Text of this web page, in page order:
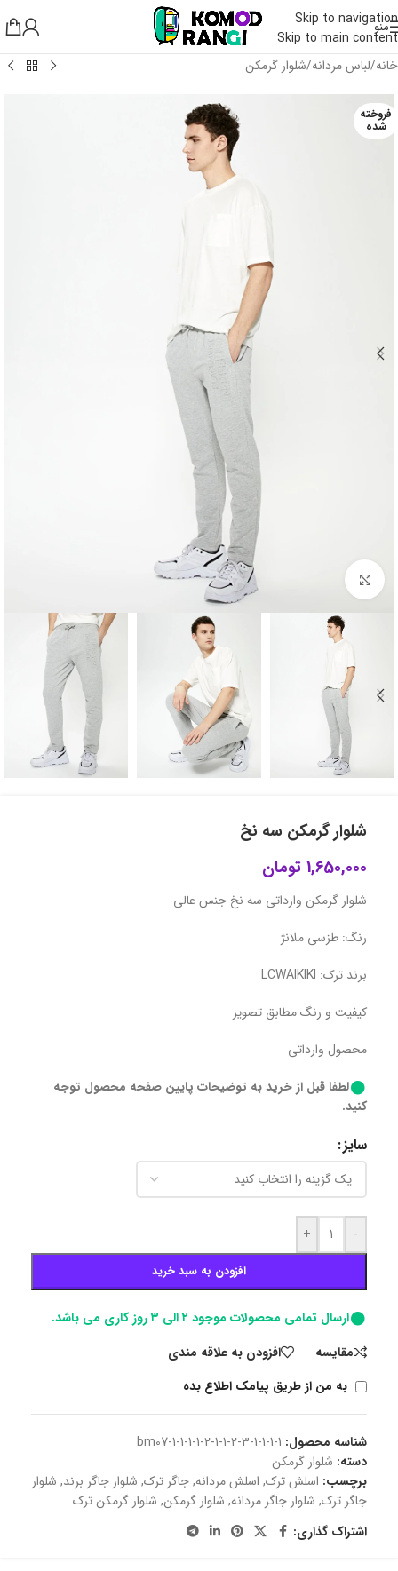
Skip to navigation
Skip to main content
منو
خانه/لباس مردانه/شلوار گرمکن
فروخته
شده
برای بزرگنمایی کلیک کنید
شلوار گرمکن سه نخ
1,650,000 تومان
شلوار گرمکن وارداتی سه نخ جنس عالی
رنگ: طزسی ملانژ
برند ترک: LCWAIKIKI
کیفیت و رنگ مطابق تصویر
محصول وارداتی
لطفا قبل از خرید به توضیحات پایین صفحه محصول توجه
کنید.
سایز
-
+
افزودن به سبد خرید
ارسال تمامی محصولات موجود ۲ الی ۳ روز کاری می باشد.
مقايسه
افزودن به علاقه مندی
به من از طریق پیامک اطلاع بده
شناسه محصول: bm07-1-1-1-1-2-1-1-2-3-1-1-1-1
دسته: شلوار گرمکن
برچسب: اسلش ترک, اسلش مردانه,جاگر ترک, شلوار جاگر برند, شلوار
جاگر ترک, شلوار جاگر مردانه, شلوار گرمکن, شلوار گرمکن ترک
اشتراک گذاری: